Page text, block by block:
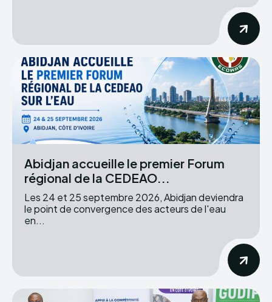
Abidjan accueille le premier Forum
régional de la CEDEAO...
Les 24 et 25 septembre 2026, Abidjan deviendra
le point de convergence des acteurs de l'eau
en...